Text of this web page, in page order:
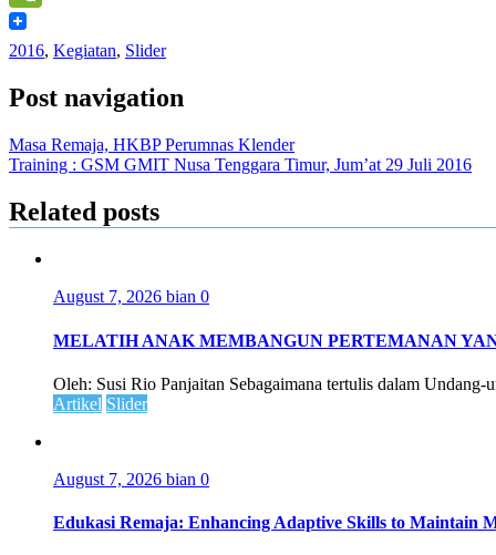
WeChat
2016, Kegiatan, Slider
Post navigation
Masa Remaja, HKBP Perumnas Klender
Training : GSM GMIT Nusa Tenggara Timur, Jum’at 29 Juli 2016
Related posts
August 7, 2026 bian 0
MELATIH ANAK MEMBANGUN PERTEMANAN
Oleh: Susi Rio Panjaitan Sebagaimana tertulis dalam
Artikel Slider
August 7, 2026 bian 0
Edukasi Remaja: Enhancing Adaptive Skills to Maintain